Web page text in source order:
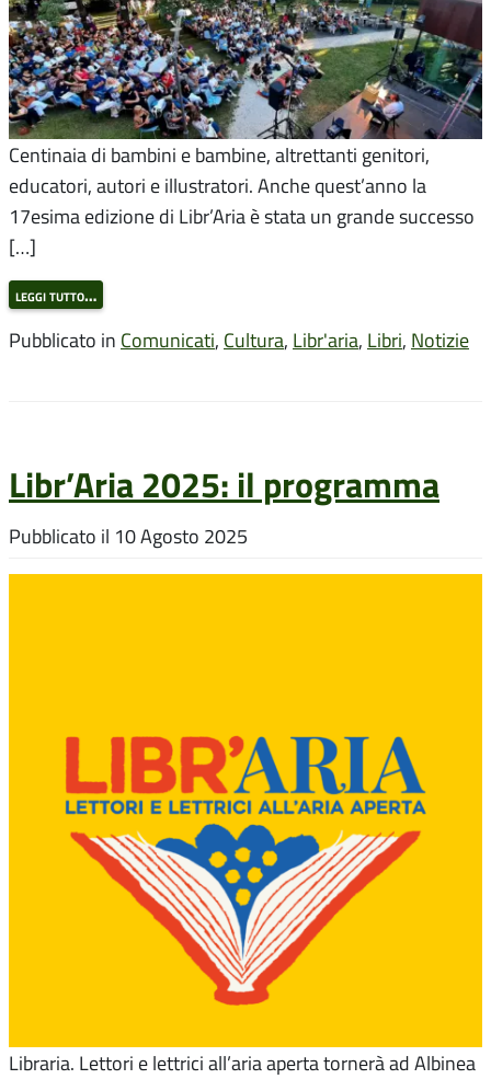
Centinaia di bambini e bambine, altrettanti genitori,
educatori, autori e illustratori. Anche quest’anno la
17esima edizione di Libr’Aria è stata un grande successo
[…]
leggi tutto…
Pubblicato in Comunicati, Cultura, Libr'aria, Libri, Notizie
Libr’Aria 2025: il programma
Pubblicato il 10 Agosto 2025
Libraria. Lettori e lettrici all’aria aperta tornerà ad Albinea